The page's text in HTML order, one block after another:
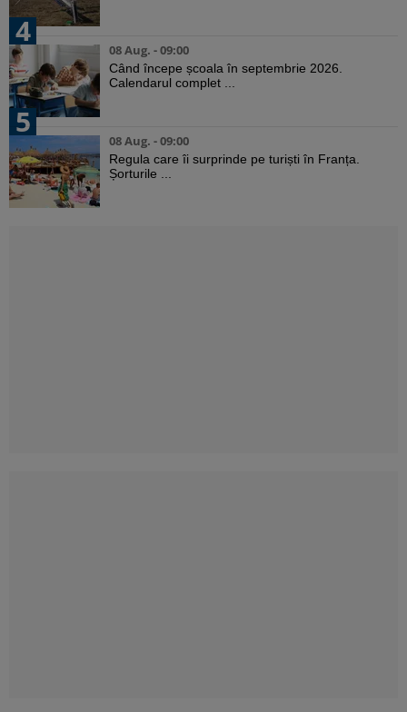
4
08 Aug. - 09:00
Când începe școala în septembrie 2026.
Calendarul complet ...
5
08 Aug. - 09:00
Regula care îi surprinde pe turiști în Franța.
Șorturile ...